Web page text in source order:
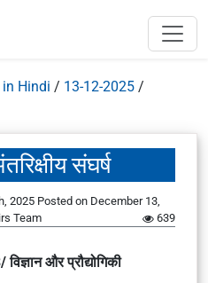
Hindi / 13-12-2025 /
संघर्ष
2025 Posted on December 13,
Team 639
और प्रौद्योगिकी